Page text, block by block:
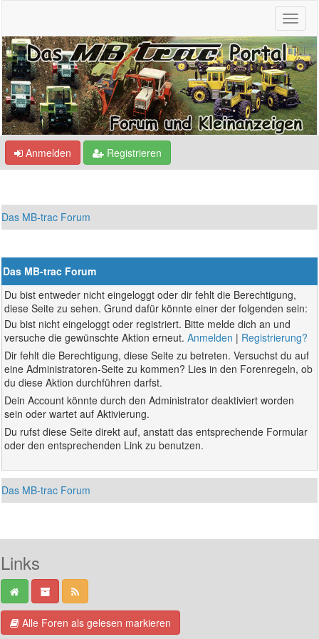
Anmelden Registrieren
Das MB-trac Forum
Das MB-trac Forum
Du bist entweder nicht eingeloggt oder dir fehlt die Berechtigung,
diese Seite zu sehen. Grund dafür könnte einer der folgenden sein:
Du bist nicht eingeloggt oder registriert. Bitte melde dich an und
versuche die gewünschte Aktion erneut.Anmelden | Registrierung?
Dir fehlt die Berechtigung, diese Seite zu betreten. Versuchst du auf
eine Administratoren-Seite zu kommen? Lies in den Forenregeln, ob
du diese Aktion durchführen darfst.
Dein Account könnte durch den Administrator deaktiviert worden
sein oder wartet auf Aktivierung.
Du rufst diese Seite direkt auf, anstatt das entsprechende Formular
oder den entsprechenden Link zu benutzen.
Das MB-trac Forum
Links
Alle Foren als gelesen markieren